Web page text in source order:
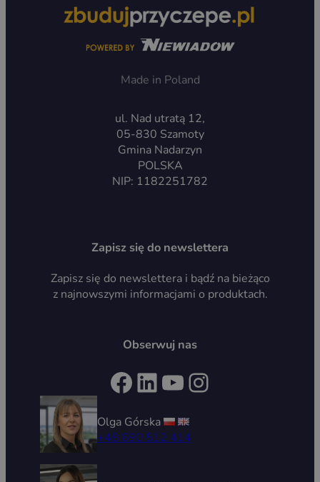
Made in Poland
ul. Nad utratą 12,
05-830 Szamoty
Gmina Nadarzyn
POLSKA
NIP: 1182251782
Zapisz się do newslettera
Zapisz się do newslettera i bądź na bieżąco
z najnowszymi informacjami o produktach.
Obserwuj nas
Facebook LinkedIn YouTube Instagram
Olga Górska
+48 690 512 414